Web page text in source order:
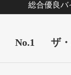
総合優良バ
No.1 ザ